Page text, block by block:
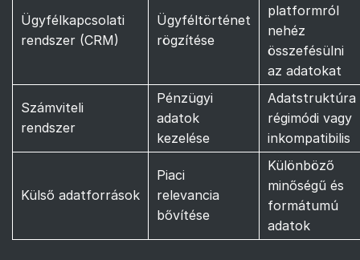
Ügyfélkapcsolati
rendszer (CRM)
Ügyféltörténet
rögzítése
platformról
nehéz
összefésülni
az adatokat
Számviteli
rendszer
Pénzügyi
adatok
kezelése
Adatstruktúra
régimódi vagy
inkompatibilis
Külső adatforrások
Piaci
relevancia
bővítése
Különböző
minőségű és
formátumú
adatok